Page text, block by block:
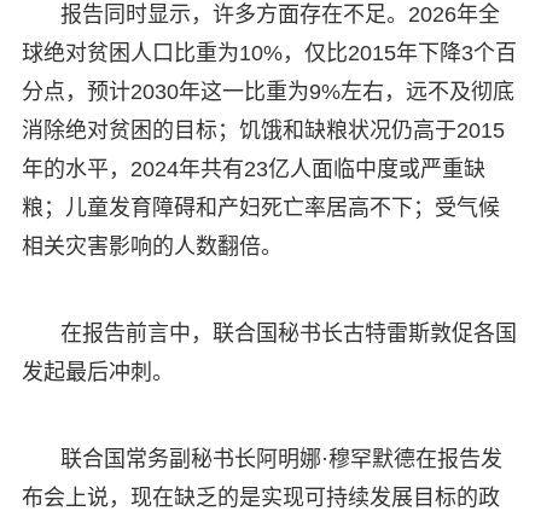
报告同时显示，许多方面存在不足。2026年全
球绝对贫困人口比重为10%，仅比2015年下降3个百
分点，预计2030年这一比重为9%左右，远不及彻底
消除绝对贫困的目标；饥饿和缺粮状况仍高于2015
年的水平，2024年共有23亿人面临中度或严重缺
粮；儿童发育障碍和产妇死亡率居高不下；受气候
相关灾害影响的人数翻倍。
在报告前言中，联合国秘书长古特雷斯敦促各国
发起最后冲刺。
联合国常务副秘书长阿明娜·穆罕默德在报告发
布会上说，现在缺乏的是实现可持续发展目标的政